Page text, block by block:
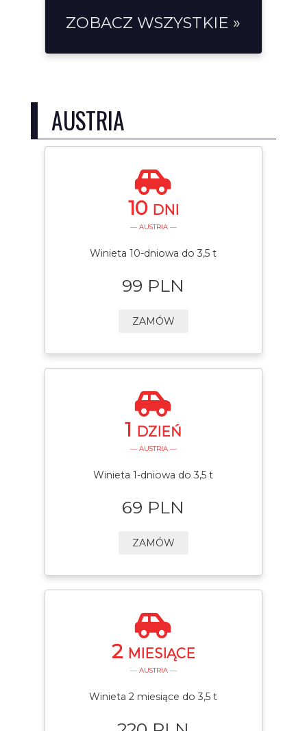
ZOBACZ WSZYSTKIE »
AUSTRIA
10 DNI
— AUSTRIA —
Winieta 10-dniowa do 3,5 t
99 PLN
ZAMÓW
1 DZIEŃ
— AUSTRIA —
Winieta 1-dniowa do 3,5 t
69 PLN
ZAMÓW
2 MIESIĄCE
— AUSTRIA —
Winieta 2 miesiące do 3,5 t